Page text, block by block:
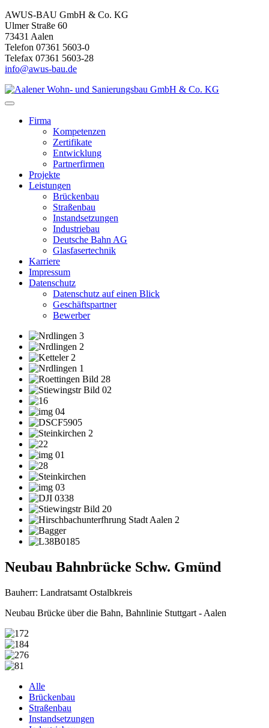
AWUS-BAU GmbH & Co. KG
Ulmer Straße 60
73431 Aalen
Telefon 07361 5603-0
Telefax 07361 5603-28
info@awus-bau.de
Firma
Kompetenzen
Zertifikate
Entwicklung
Partnerfirmen
Projekte
Leistungen
Brückenbau
Straßenbau
Instandsetzungen
Industriebau
Deutsche Bahn AG
Glasfasertechnik
Karriere
Impressum
Datenschutz
Datenschutz auf einen Blick
Geschäftspartner
Bewerber
Neubau Bahnbrücke Schw. Gmünd
Bauherr: Landratsamt Ostalbkreis
Neubau Brücke über die Bahn, Bahnlinie Stuttgart - Aalen
Alle
Brückenbau
Straßenbau
Instandsetzungen